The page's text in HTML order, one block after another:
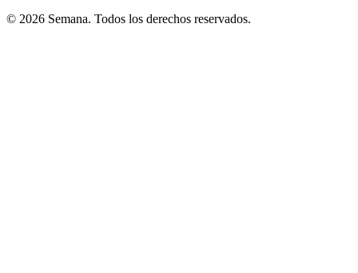
© 2026 Semana. Todos los derechos reservados.